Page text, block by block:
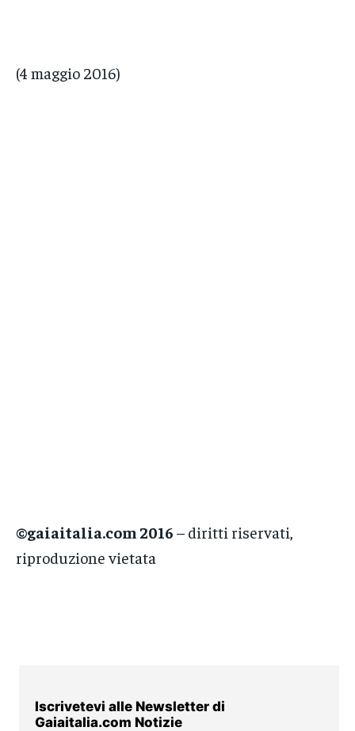
(4 maggio 2016)
©gaiaitalia.com 2016 – diritti riservati,
riproduzione vietata
Iscrivetevi alle Newsletter di
Gaiaitalia.com Notizie